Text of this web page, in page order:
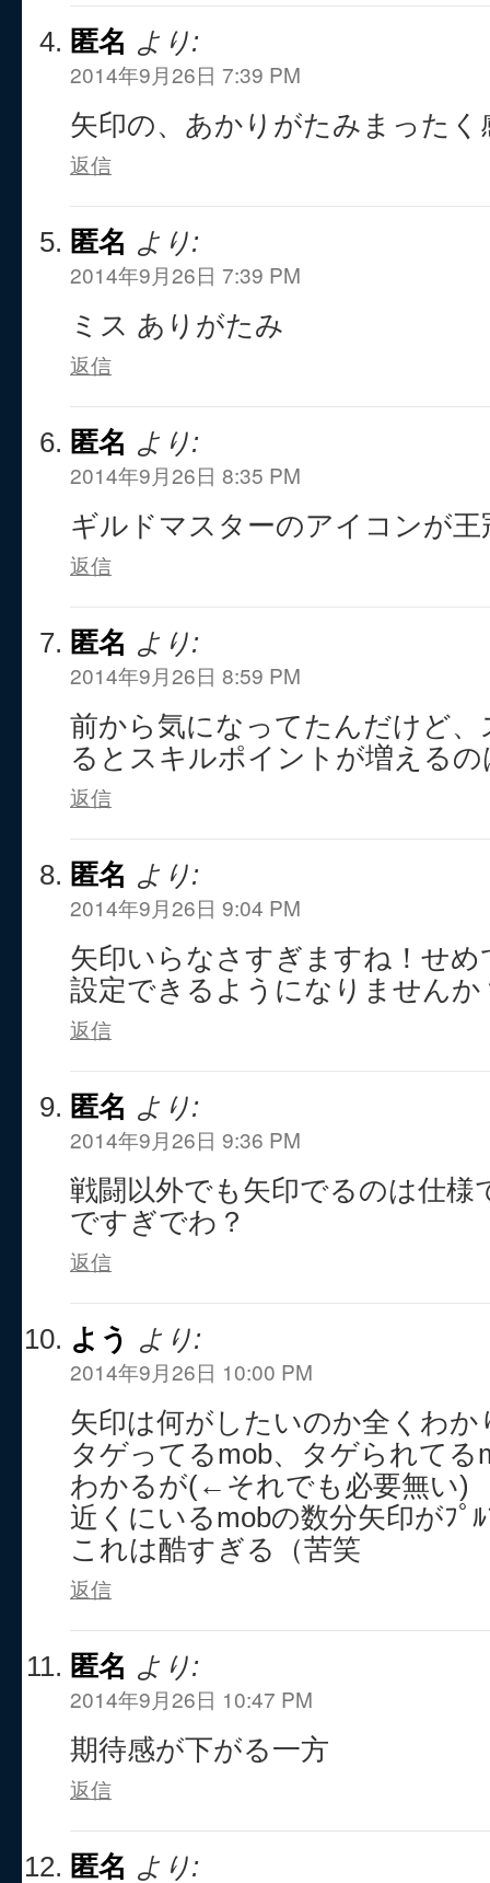
匿名 より:
2014年9月26日 7:39 PM
矢印の、あかりがたみまった
返信
匿名 より:
2014年9月26日 7:39 PM
ミス ありがたみ
返信
匿名 より:
2014年9月26日 8:35 PM
ギルドマスターのアイコンが
返信
匿名 より:
2014年9月26日 8:59 PM
前から気になってたんだけど
るとスキルポイントが増える
返信
匿名 より:
2014年9月26日 9:04 PM
矢印いらなさすぎますね！せ
設定できるようになりませんか
返信
匿名 より:
2014年9月26日 9:36 PM
戦闘以外でも矢印でるのは仕様
ですぎでわ？
返信
よう より:
2014年9月26日 10:00 PM
矢印は何がしたいのか全くわか
タゲってるmob、タゲられてる
わかるが(←それでも必要無い)
近くにいるmobの数分矢印がﾌﾟﾙ
これは酷すぎる（苦笑
返信
匿名 より:
2014年9月26日 10:47 PM
期待感が下がる一方
返信
匿名 より: